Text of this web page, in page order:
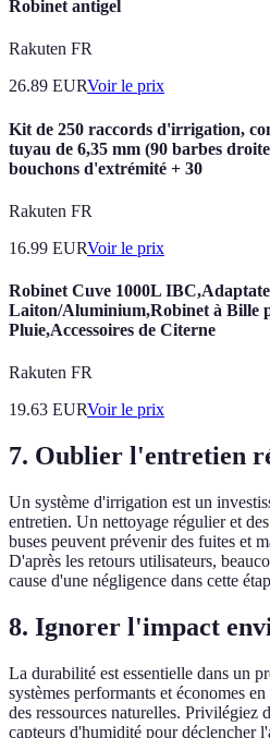
Robinet antigel
Rakuten FR
26.89 EURVoir le prix
Kit de 250 raccords d'irrigation,
tuyau de 6,35 mm (90 barbes
bouchons d'extrémité + 30
Rakuten FR
16.99 EURVoir le prix
Robinet Cuve 1000L
Laiton/Aluminium,Robinet à Bille
Pluie,Accessoires de Citerne
Rakuten FR
19.63 EURVoir le prix
7. Oublier l'entretien
Un système d'irrigation est un
entretien. Un nettoyage régulier et
buses peuvent prévenir des fuites et
D'après les retours utilisateurs,
cause d'une négligence dans cette
8. Ignorer l'impact
La durabilité est essentielle dans un
systèmes performants et économes
des ressources naturelles. Privilégiez
capteurs d'humidité pour déclencher